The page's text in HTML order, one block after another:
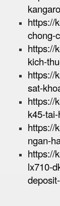
https://
chong-
https://
kich-
https://
sat-
https://
k45-
https://
ngan-
https://
lx710-